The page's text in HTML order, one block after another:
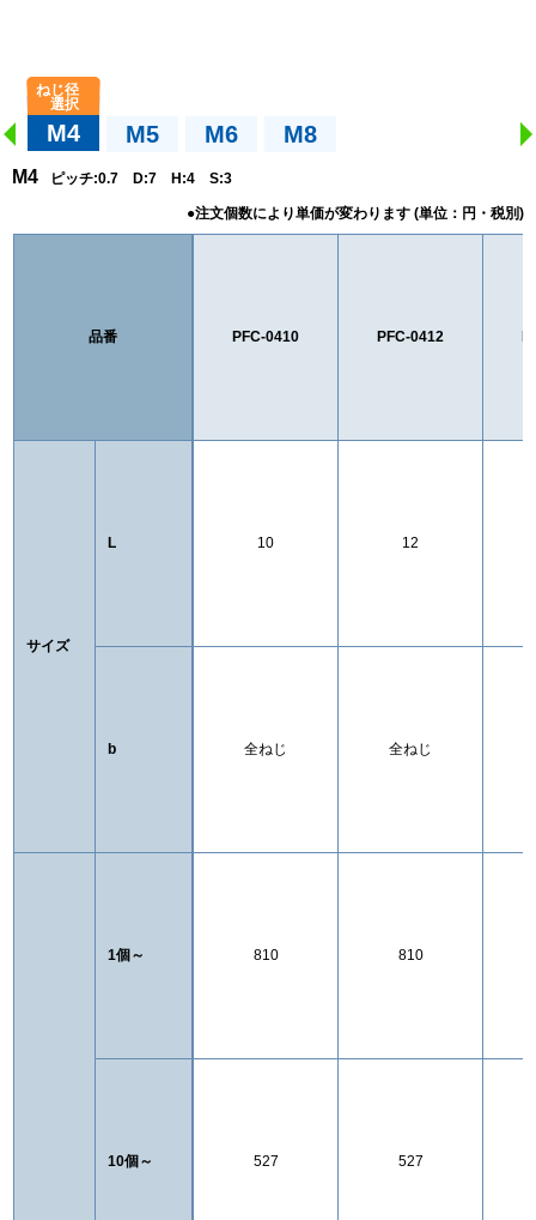
M4 M5 M6 M8
M4 ピッチ:0.7 D:7 H:4 S:3
品番
サイズ
L
b
1個～
10個～
PFC-0410 PFC-0412
10 12
全ねじ 全ねじ
810 810
527 527